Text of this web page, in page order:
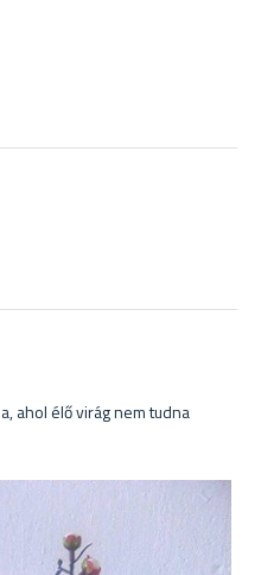
ahol élő virág nem tudna